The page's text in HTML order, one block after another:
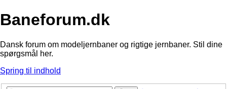
Baneforum.dk
Dansk forum om modeljernbaner og rigtige jernbaner. Stil dine
spørgsmål her.
Spring til indhold